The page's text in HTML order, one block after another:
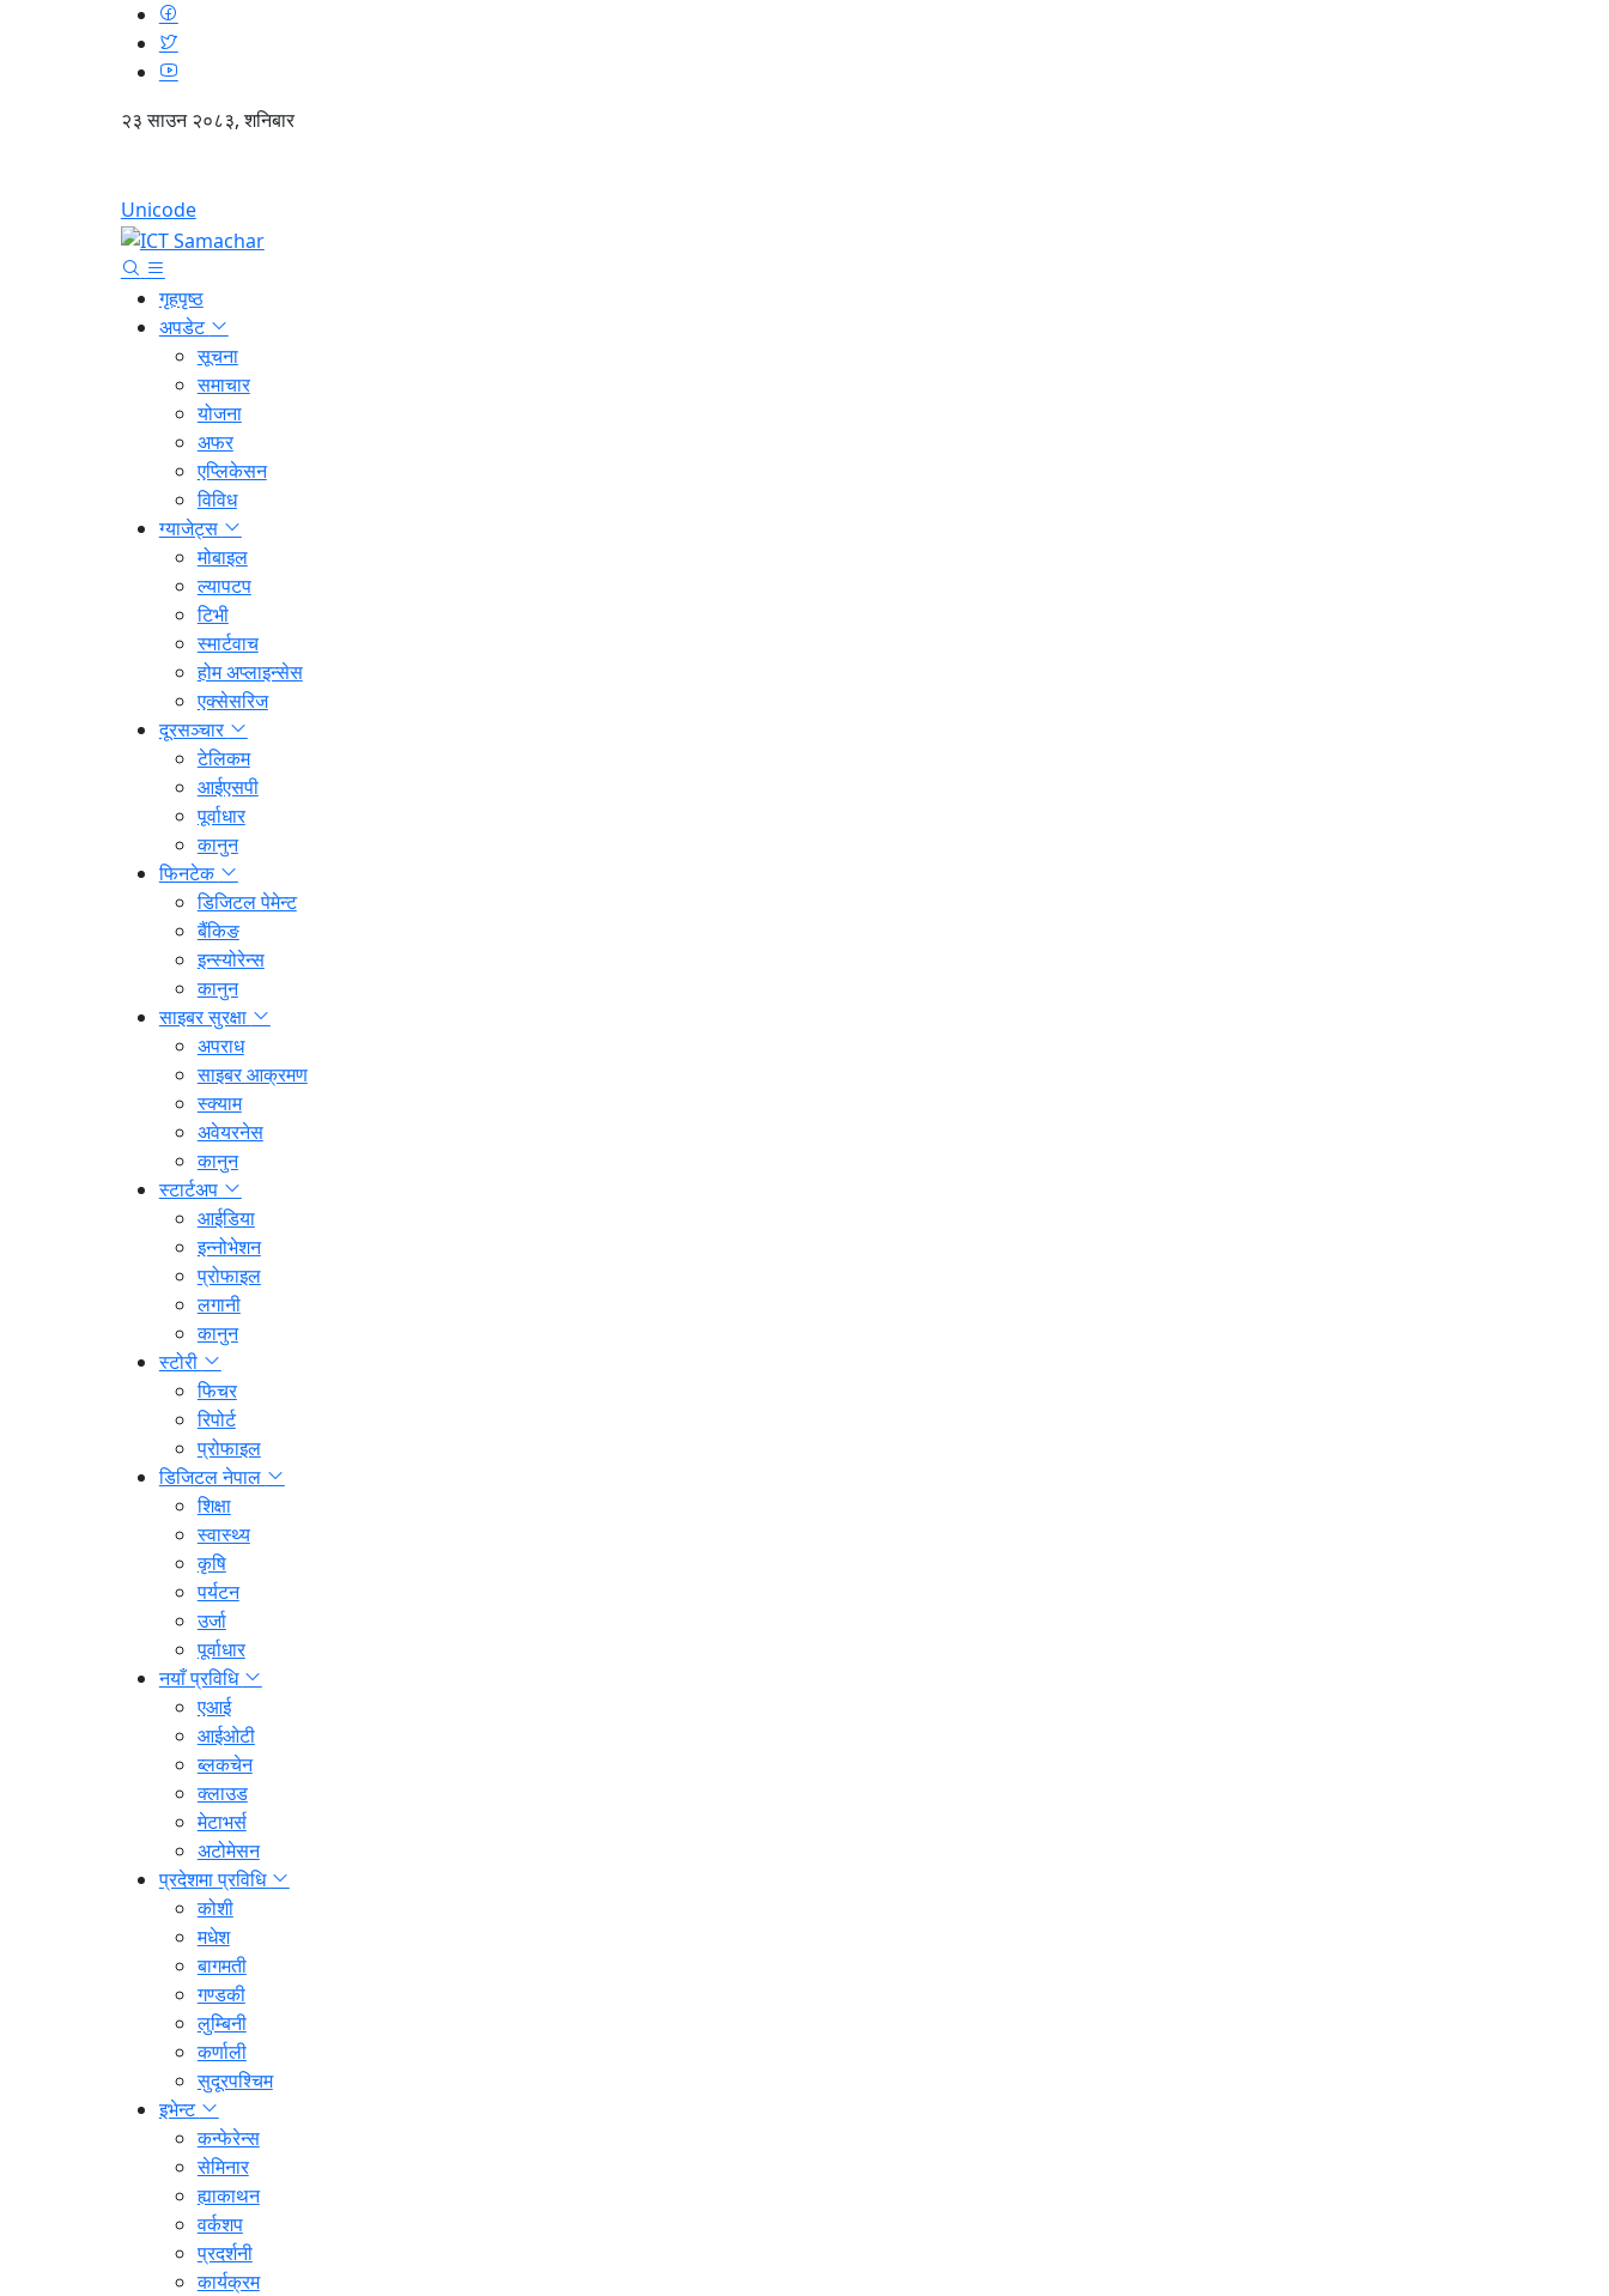
२३ साउन २०८३, शनिबार
Unicode
गृहपृष्ठ
अपडेट
सूचना
समाचार
योजना
अफर
एप्लिकेसन
विविध
ग्याजेट्स
मोबाइल
ल्यापटप
टिभी
स्मार्टवाच
होम अप्लाइन्सेस
एक्सेसरिज
दूरसञ्चार
टेलिकम
आईएसपी
पूर्वाधार
कानुन
फिनटेक
डिजिटल पेमेन्ट
बैंकिङ
इन्स्योरेन्स
कानुन
साइबर सुरक्षा
अपराध
साइबर आक्रमण
स्क्याम
अवेयरनेस
कानुन
स्टार्टअप
आईडिया
इन्नोभेशन
प्रोफाइल
लगानी
कानुन
स्टोरी
फिचर
रिपोर्ट
प्रोफाइल
डिजिटल नेपाल
शिक्षा
स्वास्थ्य
कृषि
पर्यटन
उर्जा
पूर्वाधार
नयाँ प्रविधि
एआई
आईओटी
ब्लकचेन
क्लाउड
मेटाभर्स
अटोमेसन
प्रदेशमा प्रविधि
कोशी
मधेश
बागमती
गण्डकी
लुम्बिनी
कर्णाली
सुदूरपश्चिम
इभेन्ट
कन्फेरेन्स
सेमिनार
ह्याकाथन
वर्कशप
प्रदर्शनी
कार्यक्रम